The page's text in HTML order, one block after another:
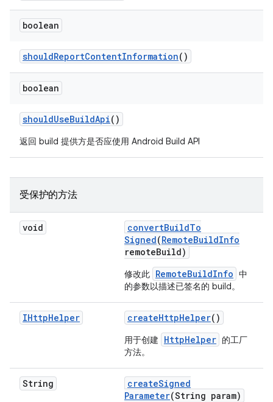
boolean
shouldReportContentInformation()
boolean
shouldUseBuildApi()
返回 build 提供方是否应使用 Android Build API
受保护的方法
void convertBuildTo
Signed(RemoteBuildInfo
remoteBuild)
修改此 RemoteBuildInfo 中
的参数以描述已签名的 build。
IHttpHelper createHttpHelper()
用于创建 HttpHelper 的工厂
方法。
String createSigned
Parameter(String param)